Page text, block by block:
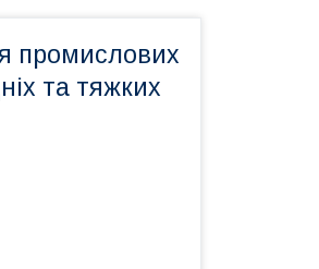
промислових
та тяжких